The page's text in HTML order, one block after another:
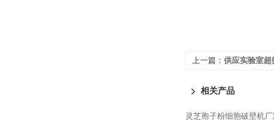
上一篇： 供应实验室超
相关产品
灵芝孢子粉细胞破壁机